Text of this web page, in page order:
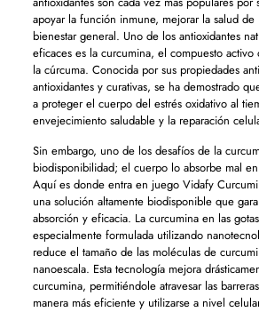
apoyar la función inmune, mejorar la salud
bienestar general. Uno de los antioxidantes
eficaces es la curcumina, el compuesto
la cúrcuma. Conocida por sus propiedades
antioxidantes y curativas, se ha demostrado
a proteger el cuerpo del estrés oxidativo al
envejecimiento saludable y la reparación
Sin embargo, uno de los desafíos de la
biodisponibilidad; el cuerpo lo absorbe mal
Aquí es donde entra en juego Vidafy
una solución altamente biodisponible que
absorción y eficacia. La curcumina en las
especialmente formulada utilizando
reduce el tamaño de las moléculas de
nanoescala. Esta tecnología mejora
curcumina, permitiéndole atravesar las
manera más eficiente y utilizarse a nivel